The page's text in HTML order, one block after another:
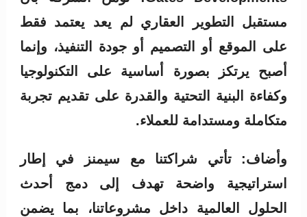
مستقبل التطوير العقاري لم يعد يعتمد فقط
على الموقع أو التصميم أو جودة التنفيذ، وإنما
أصبح يرتكز بصورة أساسية على التكنولوجيا
وكفاءة البنية التحتية والقدرة على تقديم تجربة
متكاملة ومستدامة للعملاء.
وأضاف: تأتي شراكتنا مع سيمنز في إطار
استراتيجية واضحة تهدف إلى دمج أحدث
الحلول العالمية داخل مشروعاتنا، بما يضمن